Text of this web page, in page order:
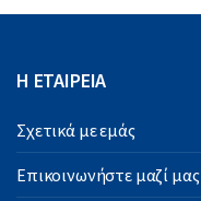
Η ΕΤΑΙΡΕΙΑ
Σχετικά με εμάς
Επικοινωνήστε μαζί μας